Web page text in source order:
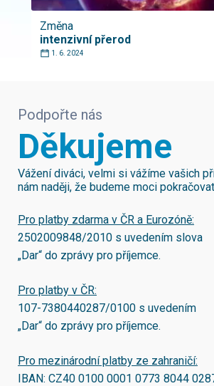
Změna
intenzivní přerod
1. 6. 2024
Podpořte nás
Děkujeme
Vážení diváci, velmi si vážíme vašich
nám naději, že budeme moci
Pro platby zdarma v ČR a Eurozóně:
2502009848/2010 s uvedením slova
„Dar“ do zprávy pro příjemce.
Pro platby v ČR:
107-7380440287/0100 s uvedením
„Dar“ do zprávy pro příjemce.
Pro mezinárodní platby ze zahraničí:
IBAN: CZ40 0100 0001 0773 8044